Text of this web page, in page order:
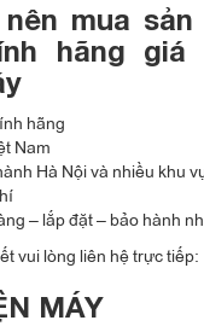
mua sản
hãng
hãng
Nam
Hà Nội và nhiều khu
– lắp đặt – bảo hành
vui lòng liên hệ trực tiếp:
MÁY